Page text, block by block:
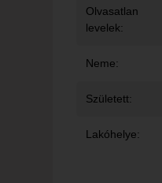
Olvasatlan
levelek:
Neme:
Született:
Lakóhelye: